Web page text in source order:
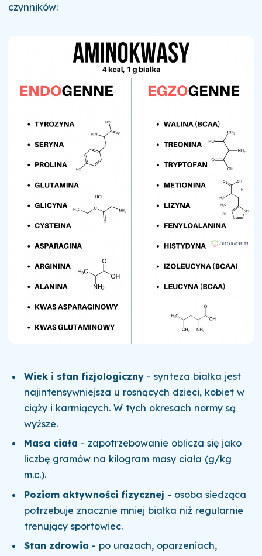
czynników:
Wiek i stan fizjologiczny - synteza białka jest
najintensywniejsza u rosnących dzieci, kobiet w
ciąży i karmiących. W tych okresach normy są
wyższe.
Masa ciała - zapotrzebowanie oblicza się jako
liczbę gramów na kilogram masy ciała (g/kg
m.c.).
Poziom aktywności fizycznej - osoba siedząca
potrzebuje znacznie mniej białka niż regularnie
trenujący sportowiec.
Stan zdrowia - po urazach, oparzeniach,